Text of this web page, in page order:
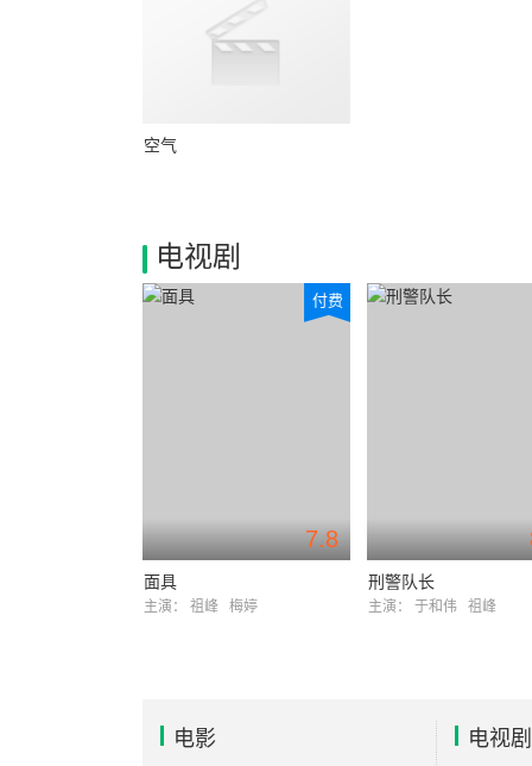
空气
电视剧
7.8
付费
面具
主演： 祖峰 梅婷
刑警队长
主演： 于和伟 祖峰
电影 电视剧